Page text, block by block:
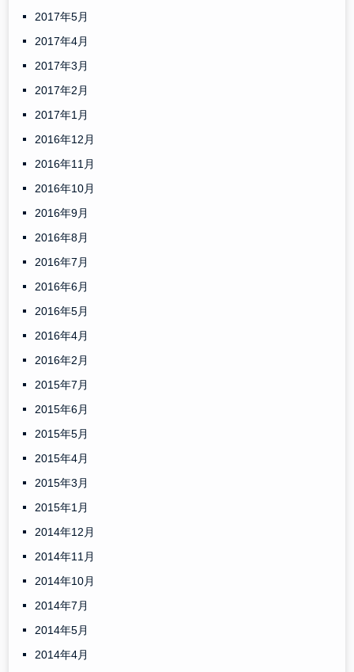
2017年5月
2017年4月
2017年3月
2017年2月
2017年1月
2016年12月
2016年11月
2016年10月
2016年9月
2016年8月
2016年7月
2016年6月
2016年5月
2016年4月
2016年2月
2015年7月
2015年6月
2015年5月
2015年4月
2015年3月
2015年1月
2014年12月
2014年11月
2014年10月
2014年7月
2014年5月
2014年4月